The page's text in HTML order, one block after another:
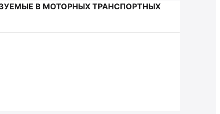
В МОТОРНЫХ ТРАНСПОРТНЫХ